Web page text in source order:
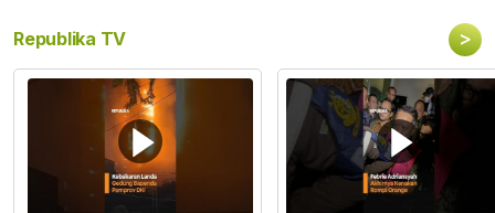
Republika TV >